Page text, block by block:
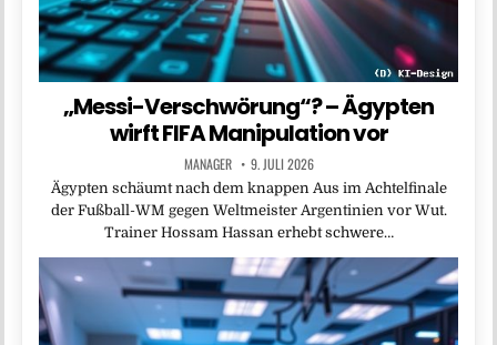
„Messi-Verschwörung“? – Ägypten
wirft FIFA Manipulation vor
MANAGER 9. JULI 2026
Ägypten schäumt nach dem knappen Aus im Achtelfinale
der Fußball-WM gegen Weltmeister Argentinien vor Wut.
Trainer Hossam Hassan erhebt schwere…